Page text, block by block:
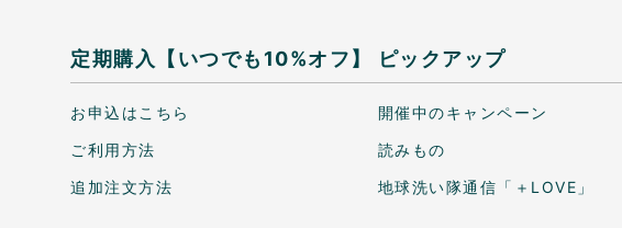
定期購入【いつでも10%オフ】
お申込はこちら
ご利用方法
追加注文方法
ピックアップ
開催中のキャンペーン
読みもの
地球洗い隊通信「＋LOVE」